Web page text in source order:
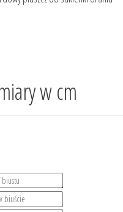
Odzież dyplomatyczna
w cm